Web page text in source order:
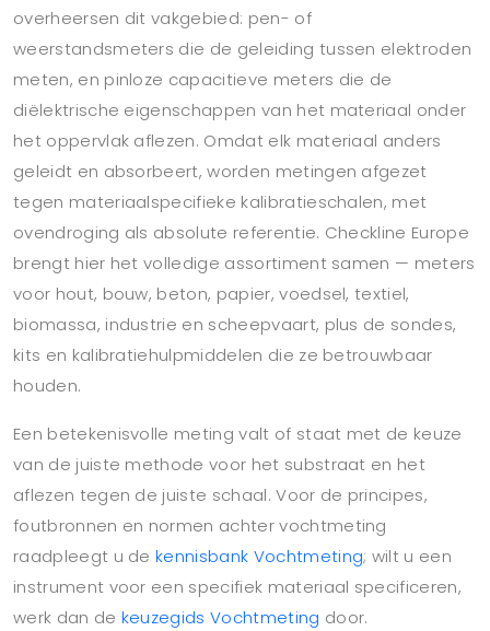
overheersen dit vakgebied: pen- of
weerstandsmeters die de geleiding tussen elektroden
meten, en pinloze capacitieve meters die de
diëlektrische eigenschappen van het materiaal onder
het oppervlak aflezen. Omdat elk materiaal anders
geleidt en absorbeert, worden metingen afgezet
tegen materiaalspecifieke kalibratieschalen, met
ovendroging als absolute referentie. Checkline Europe
brengt hier het volledige assortiment samen — meters
voor hout, bouw, beton, papier, voedsel, textiel,
biomassa, industrie en scheepvaart, plus de sondes,
kits en kalibratiehulpmiddelen die ze betrouwbaar
houden.
Een betekenisvolle meting valt of staat met de keuze
van de juiste methode voor het substraat en het
aflezen tegen de juiste schaal. Voor de principes,
foutbronnen en normen achter vochtmeting
raadpleegt u dekennisbank Vochtmeting; wilt u een
instrument voor een specifiek materiaal specificeren,
werk dan de keuzegids Vochtmeting door.